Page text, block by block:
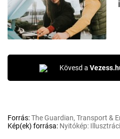
Kövesd a
Forrás:The Guardian, Transport &
Kép(ek) forrása: Nyitókép: